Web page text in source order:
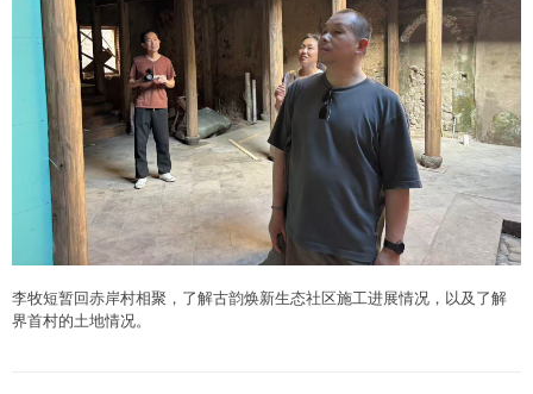
李牧短暂回赤岸村相聚，了解古韵焕新生态社区施工进展情况，以及了解
界首村的土地情况。